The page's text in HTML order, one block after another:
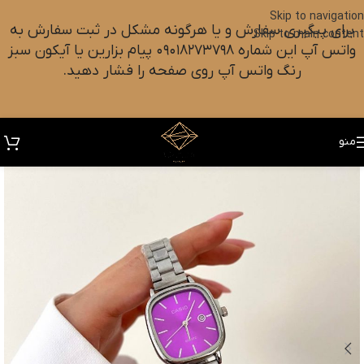
Skip to navigation
Skip to main content
برای پیگیری سفارش و یا هرگونه مشکل در ثبت سفارش به
واتس آپ این شماره ۰۹۰۱۸۲۷۳۷۹۸ پیام بزارین یا آیکون سبز
رنگ واتس آپ روی صفحه را فشار دهید.
منو